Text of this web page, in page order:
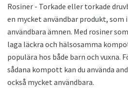
Rosiner - Torkade eller torkade
en mycket användbar produkt, som
användbara ämnen. Med rosiner
laga läckra och hälsosamma
populära hos både barn och vuxna.
sådana kompott kan du använda
också mycket användbara.